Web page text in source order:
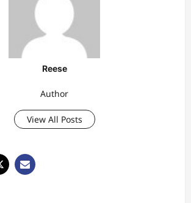
Reese
Author
View All Posts